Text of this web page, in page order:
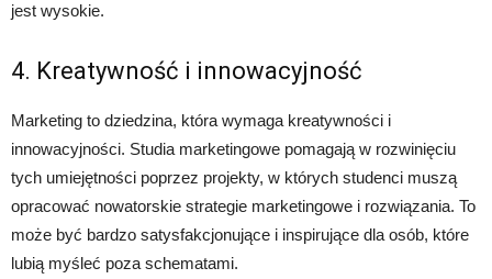
jest wysokie.
4. Kreatywność i innowacyjność
Marketing to dziedzina, która wymaga kreatywności i
innowacyjności. Studia marketingowe pomagają w rozwinięciu
tych umiejętności poprzez projekty, w których studenci muszą
opracować nowatorskie strategie marketingowe i rozwiązania. To
może być bardzo satysfakcjonujące i inspirujące dla osób, które
lubią myśleć poza schematami.